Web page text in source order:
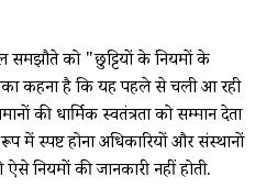
समझौते को "छुट्टियों के नियमों के
कहना है कि यह पहले से चली आ रही
की धार्मिक स्वतंत्रता को सम्मान देता
में स्पष्ट होना अधिकारियों और संस्थानों
नियमों की जानकारी नहीं होती.